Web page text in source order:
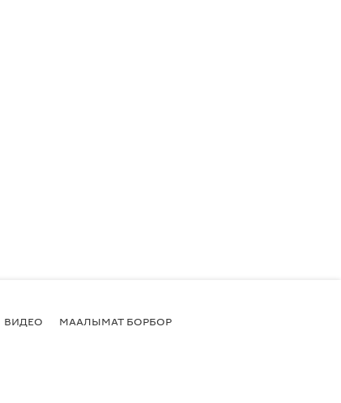
ВИДЕО МААЛЫМАТ БОРБОР